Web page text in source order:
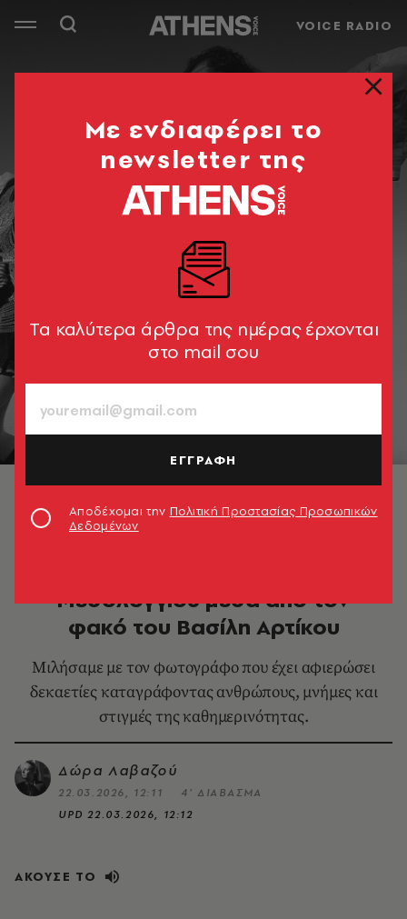
VOICE RADIO
© Βασίλης Αρτίκος
Μεσολογγίου μέσα από τον
φακό του Βασίλη Αρτίκου
Μιλήσαμε με τον φωτογράφο που έχει αφιερώσει
δεκαετίες καταγράφοντας ανθρώπους, μνήμες και
στιγμές της καθημερινότητας.
Δώρα Λαβαζού
22.03.2026, 12:11
4’ ΔΙΑΒΑΣΜΑ
UPD22.03.2026, 12:12
ΑΚΟΥΣΕ ΤΟ
Mε ενδιαφέρει το
newsletter της
Tα καλύτερα άρθρα της ημέρας έρχονται
στο mail σου
ΕΓΓΡΑΦΗ
Αποδέχομαι την Πολιτική Προστασίας Προσωπικών
Δεδομένων